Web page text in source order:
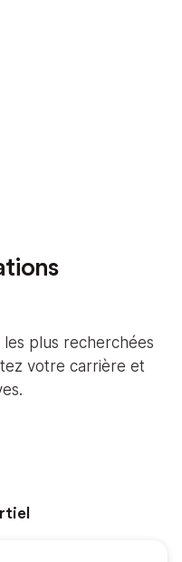
plus recherchées
votre carrière et